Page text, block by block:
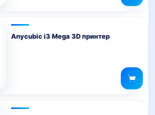
Anycubic i3 Mega 3D принтер